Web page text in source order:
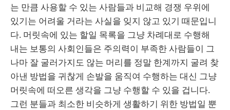
는 만큼 사용할 수 있는 사람들과 비교해 경쟁 우위에
있기는 어려울 거라는 사실을 잊지 않고 있기 때문입니
다. 머릿속에 있는 할일 목록을 그냥 차례대로 수행해
내는 보통의 사회인들은 주의력이 부족한 사람들이 그
나마 잘 굴러가지도 않는 머리를 정말 한계까지 굴려 찾
아낸 방법을 귀찮게 손발을 움직여 수행하는 대신 그냥
머릿속에 떠오른 생각을 그냥 수행할 수 있을 겁니다.
그런 분들과 최소한 비슷하게 생활하기 위한 방법일 뿐